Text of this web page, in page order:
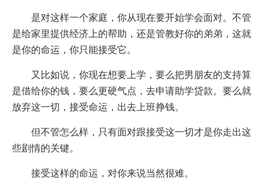
是对这样一个家庭，你从现在要开始学会面对。不管
是给家里提供经济上的帮助，还是管教好你的弟弟，这就
是你的命运，你只能接受它。
又比如说，你现在想要上学，要么把男朋友的支持算
是借给你的钱，要么更硬气点，去申请助学贷款。要么就
放弃这一切，接受命运，出去上班挣钱。
但不管怎么样，只有面对跟接受这一切才是你走出这
些剧情的关键。
接受这样的命运，对你来说当然很难。